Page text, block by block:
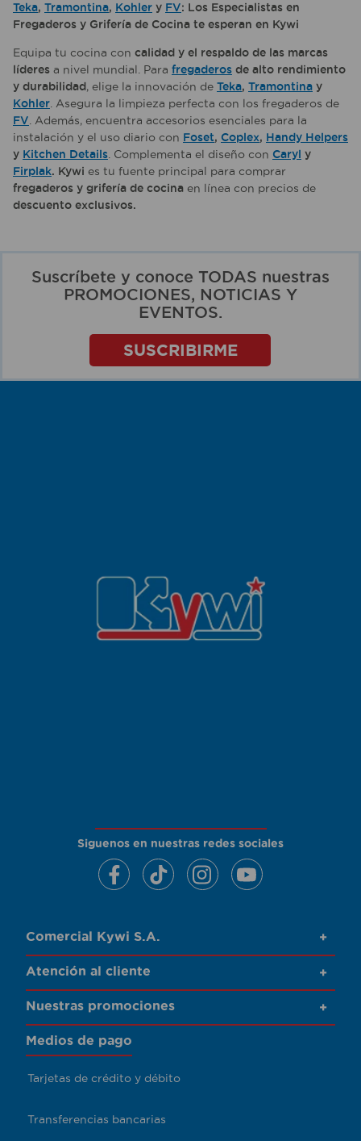
Teka, Tramontina, Kohler y FV: Los Especialistas en
Fregaderos y Grifería de Cocina te esperan en Kywi
Equipa tu cocina con calidad y el respaldo de las marcas
líderes a nivel mundial. Para fregaderos de alto rendimiento
y durabilidad, elige la innovación de Teka, Tramontina y
Kohler . Asegura la limpieza perfecta con los fregaderos de
FV . Además, encuentra accesorios esenciales para la
instalación y el uso diario con Foset, Coplex, Handy Helpers
y Kitchen Details . Complementa el diseño con Caryl y
Firplak. Kywi es tu fuente principal para comprar
fregaderos y grifería de cocina en línea con precios de
descuento exclusivos.
Suscríbete y conoce TODAS nuestras
PROMOCIONES, NOTICIAS Y
EVENTOS.
SUSCRIBIRME
Siguenos en nuestras redes sociales
Comercial Kywi S.A. +
Atención al cliente +
Nuestras promociones +
Medios de pago
Tarjetas de crédito y débito
Transferencias bancarias